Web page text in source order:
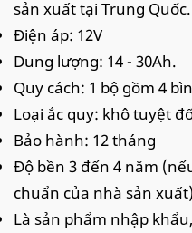
sản xuất tại Trung Quốc.
Điện áp: 12V
Dung lượng: 14 - 30Ah.
Quy cách: 1 bộ gồm 4
Loại ắc quy: khô tuyệt
Bảo hành: 12 tháng
Độ bền 3 đến 4 năm
chuẩn của nhà sản xuất)
Là sản phẩm nhập